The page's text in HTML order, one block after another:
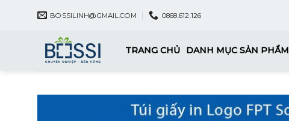
BOSSILINH@GMAIL.COM 0868.612.126
TRANG CHỦ DANH MỤC SẢN PHẨM